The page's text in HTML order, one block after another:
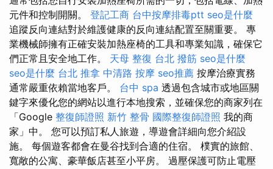
元件和控制開關。 登記工商 台中按摩排毒ptt seo是什麼
追蹤反向連結對於維護健康的反向連結配置至關重要。 專
業機械師擁有正確安裝加熱座椅的工具和專業知識，確保它
們正常且安全地工作。 天母 整復 台北 撥筋 seo是什麼
seo是什麼 台北 推拿 中清路 按摩 seo推薦 按摩治療實務
通常嚴重依賴當地客戶。 台中 spa 透過包含城市或地區關
鍵字來優化您的網站以進行本地搜索，並確保您的商家列在
「Google 整復師證照 新竹 整骨 國際整復師證照 我的商
家」中。 您可以預訂私人旅遊，導遊會詳細向您介紹設
施。 每個遊客都會在曼谷找到合適的住宿。 樸實的旅館、
寬敞的公寓、豪華飯店甚至小平房。 過壓保護可防止電壓